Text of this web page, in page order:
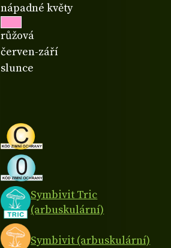
nápadné květy
růžová
červen-září
slunce
Symbivit Tric
(arbuskulární)
Symbivit (arbuskulární)